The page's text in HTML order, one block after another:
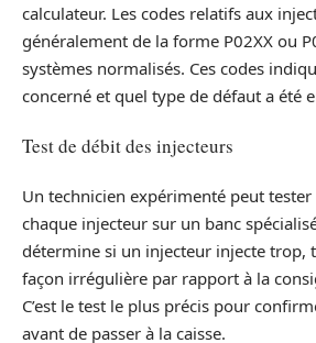
calculateur. Les codes relatifs aux
généralement de la forme P02XX ou
systèmes normalisés. Ces codes
concerné et quel type de défaut a été
Test de débit des injecteurs
Un technicien expérimenté peut
chaque injecteur sur un banc
détermine si un injecteur injecte trop,
façon irrégulière par rapport à la
C’est le test le plus précis pour
avant de passer à la caisse.